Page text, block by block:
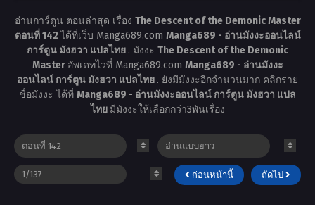
อ่านการ์ตูน ตอนล่าสุด เรื่อง The Descent of the Demonic Master
ตอนที่ 142ได้ที่เว็บ Manga689.com Manga689 - อ่านมังงะออนไลน์
การ์ตูน มังฮวา แปลไทย . มังงะ The Descent of the Demonic
Master อัพเดทไวที่ Manga689.com Manga689 - อ่านมังงะ
ออนไลน์ การ์ตูน มังฮวา แปลไทย . ยังมีมังงะอีกจำนวนมาก คลิกราย
ชื่อมังงะ ได้ที่ Manga689 - อ่านมังงะออนไลน์ การ์ตูน มังฮวา แปล
ไทย มีมังงะให้เลือกกว่า3พันเรื่อง
ก่อนหน้านี้ ถัดไป